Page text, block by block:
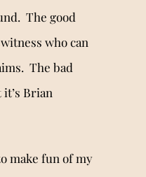
The good
who can
The bad
it’s Brian
make fun of my